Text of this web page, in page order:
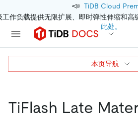
📣 TiDB Cloud
作负载提供无限扩展、即时弹性伸缩和
此处。
TiFlash Late
本页导航